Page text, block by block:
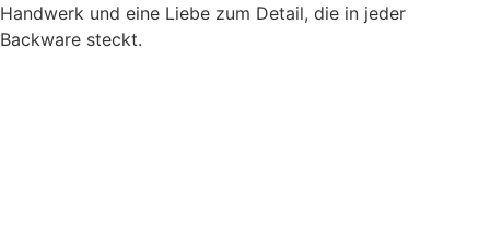
Handwerk und eine Liebe zum Detail, die in jeder
Backware steckt.